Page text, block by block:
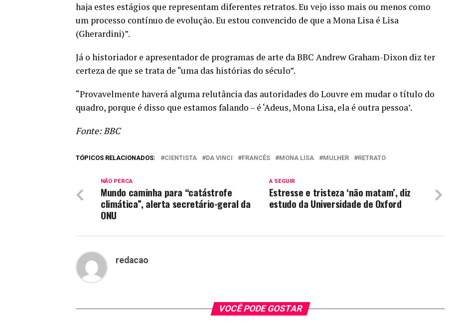
haja estes estágios que representam diferentes retratos. Eu vejo isso mais ou menos como
um processo contínuo de evolução. Eu estou convencido de que a Mona Lisa é Lisa
(Gherardini)”.
Já o historiador e apresentador de programas de arte da BBC Andrew Graham-Dixon diz ter
certeza de que se trata de “uma das histórias do século”.
“Provavelmente haverá alguma relutância das autoridades do Louvre em mudar o título do
quadro, porque é disso que estamos falando – é ‘Adeus, Mona Lisa, ela é outra pessoa’.
Fonte: BBC
TÓPICOS RELACIONADOS: CIENTISTA DA VINCI FRANCÊS MONA LISA MULHER RETRATO
A SEGUIR
Estresse e tristeza ‘não matam’, diz
estudo da Universidade de Oxford
NÃO PERCA
Mundo caminha para “catástrofe
climática”, alerta secretário-geral da
ONU
redacao
VOCÊ PODE GOSTAR